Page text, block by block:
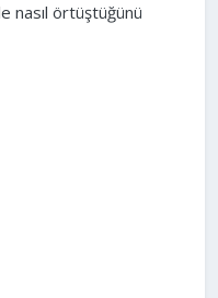
nasıl örtüştüğünü